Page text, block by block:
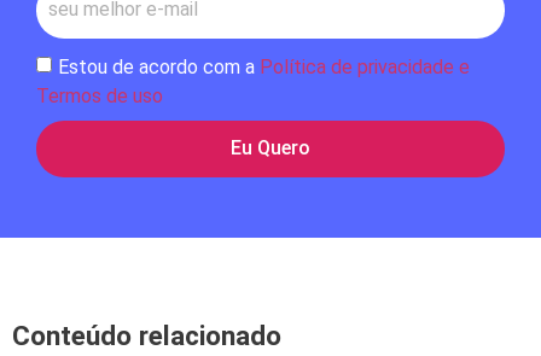
Estou de acordo com a Política de privacidade e
Termos de uso
Eu Quero
Conteúdo relacionado